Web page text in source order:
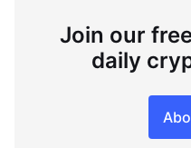
Join our
daily